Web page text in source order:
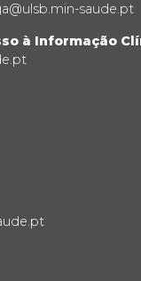
saude.pt
à Informação